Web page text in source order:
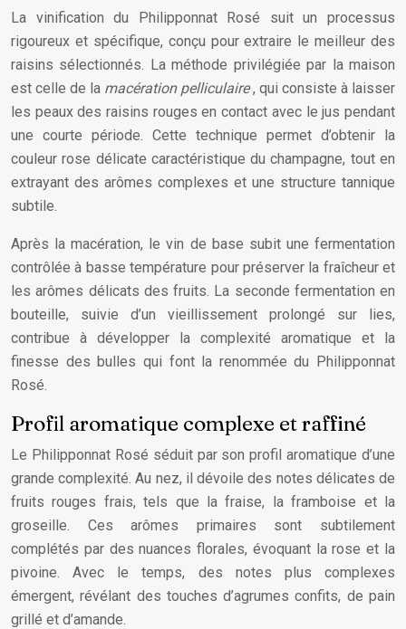
La vinification du Philipponnat Rosé suit un processus
rigoureux et spécifique, conçu pour extraire le meilleur des
raisins sélectionnés. La méthode privilégiée par la maison
est celle de la macération pelliculaire, qui consiste à laisser
les peaux des raisins rouges en contact avec le jus pendant
une courte période. Cette technique permet d’obtenir la
couleur rose délicate caractéristique du champagne, tout en
extrayant des arômes complexes et une structure tannique
subtile.
Après la macération, le vin de base subit une fermentation
contrôlée à basse température pour préserver la fraîcheur et
les arômes délicats des fruits. La seconde fermentation en
bouteille, suivie d’un vieillissement prolongé sur lies,
contribue à développer la complexité aromatique et la
finesse des bulles qui font la renommée du Philipponnat
Rosé.
Profil aromatique complexe et raffiné
Le Philipponnat Rosé séduit par son profil aromatique d’une
grande complexité. Au nez, il dévoile des notes délicates de
fruits rouges frais, tels que la fraise, la framboise et la
groseille. Ces arômes primaires sont subtilement
complétés par des nuances florales, évoquant la rose et la
pivoine. Avec le temps, des notes plus complexes
émergent, révélant des touches d’agrumes confits, de pain
grillé et d’amande.